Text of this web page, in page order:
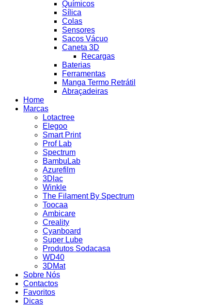
Químicos
Sílica
Colas
Sensores
Sacos Vácuo
Caneta 3D
Recargas
Baterias
Ferramentas
Manga Termo Retrátil
Abraçadeiras
Home
Marcas
Lotactree
Elegoo
Smart Print
Prof Lab
Spectrum
BambuLab
Azurefilm
3Dlac
Winkle
The Filament By Spectrum
Toocaa
Ambicare
Creality
Cyanboard
Super Lube
Produtos Sodacasa
WD40
3DMat
Sobre Nós
Contactos
Favoritos
Dicas